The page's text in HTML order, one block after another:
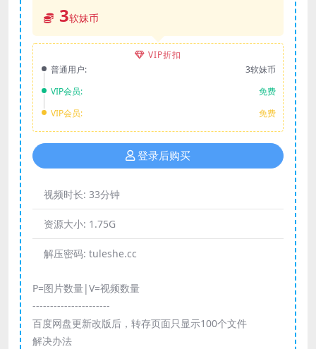
3软妹币
VIP折扣
普通用户:
3软妹币
VIP会员:
免费
VIP会员:
免费
登录后购买
视频时长: 33分钟
资源大小: 1.75G
解压密码: tuleshe.cc
P=图片数量|V=视频数量
----------------------
百度网盘更新改版后，转存页面只显示100个文件
解决办法